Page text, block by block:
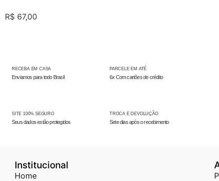
R$ 67,00
RECEBA EM CASA
Enviamos para todo Brasil
PARCELE EM ATÉ
6x Com cartões de crédito
SITE 100% SEGURO
Seus dados estão protegidos
TROCA E DEVOLUÇÃO
Sete dias após o recebimento
Institucional
Home